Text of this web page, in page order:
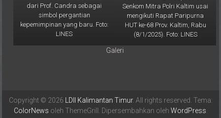
simbol pergantian
kepemimpinan yang baru. Foto:
LINES
mengikuti Rapat Paripurna
HUT ke-68 Prov. Kaltim, Rabu
(8/1/2025). Foto: LINES
ColorNewsoleh ThemeGrill. Dipersembahkan olehWordPress.